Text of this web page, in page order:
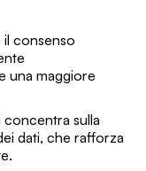
consenso
una maggiore
concentra sulla
dati, che rafforza